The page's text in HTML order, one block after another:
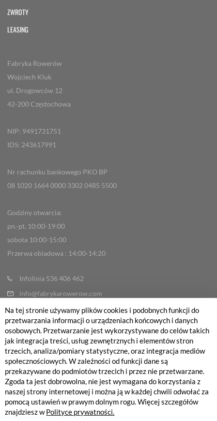
ZWROTY
LEASING
Fabryka Rowerów
Wojciech Kluk
ul. Drogowców 12
42-200 Częstochowa
NIP: 9491731751
IDS: 243617991
Nr rachunku bankowego PKO BP
08 1020 1664 0000 3302 0485 5500
Godziny otwarcia:
pn.-pt. 10:00-19:00
sobota 10:00-15:00
Przerwa obiadowa : 14:00-14:20
Infolinia 536 406 462
info@fabrykarowerow.com
Reklamacje
sklep@fabrykarowerow.com
Serwis 505 700 393
serwis@fabrykarowerow.com
Bikefitting 451 159 109
fitting@fabrykarowerow.com
Na tej stronie używamy plików cookies i podobnych funkcji do
przetwarzania informacji o urządzeniach końcowych i danych
osobowych. Przetwarzanie jest wykorzystywane do celów takich
jak integracja treści, usług zewnętrznych i elementów stron
trzecich, analiza/pomiary statystyczne, oraz integracja mediów
społecznościowych. W zależności od funkcji dane są
przekazywane do podmiotów trzecich i przez nie przetwarzane.
Zgoda ta jest dobrowolna, nie jest wymagana do korzystania z
naszej strony internetowej i można ją w każdej chwili odwołać za
pomocą ustawień w prawym dolnym rogu. Więcej szczegółów
znajdziesz wPolityce prywatności.